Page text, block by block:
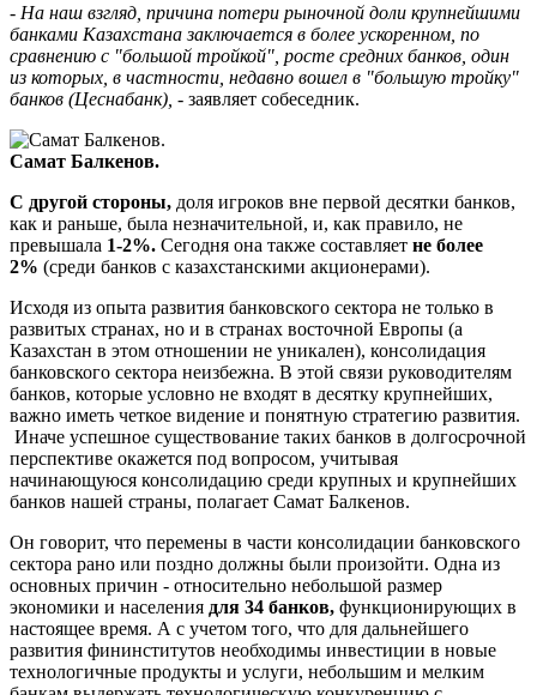
- На наш взгляд, причина потери рыночной доли крупнейшими
банками Казахстана заключается в более ускоренном, по
сравнению с "большой тройкой", росте средних банков, один
из которых, в частности, недавно вошел в "большую тройку"
банков (Цеснабанк), - заявляет собеседник.
Самат Балкенов.
С другой стороны, доля игроков вне первой десятки банков,
как и раньше, была незначительной, и, как правило, не
превышала 1-2%. Сегодня она также составляет не более
2% (среди банков с казахстанскими акционерами).
Исходя из опыта развития банковского сектора не только в
развитых странах, но и в странах восточной Европы (а
Казахстан в этом отношении не уникален), консолидация
банковского сектора неизбежна. В этой связи руководителям
банков, которые условно не входят в десятку крупнейших,
важно иметь четкое видение и понятную стратегию развития.
Иначе успешное существование таких банков в долгосрочной
перспективе окажется под вопросом, учитывая
начинающуюся консолидацию среди крупных и крупнейших
банков нашей страны, полагает Самат Балкенов.
Он говорит, что перемены в части консолидации банковского
сектора рано или поздно должны были произойти. Одна из
основных причин - относительно небольшой размер
экономики и населения для 34 банков, функционирующих в
настоящее время. А с учетом того, что для дальнейшего
развития фининститутов необходимы инвестиции в новые
технологичные продукты и услуги, небольшим и мелким